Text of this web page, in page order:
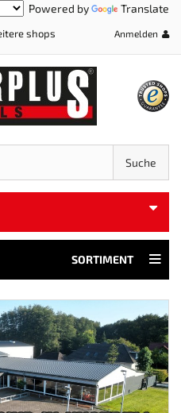
Powered by Translate
shops Anmelden
Suche
SORTIMENT